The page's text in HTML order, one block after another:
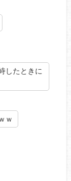
したときに
ｗ